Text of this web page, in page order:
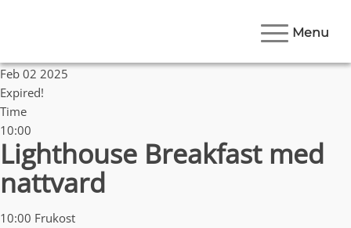
Menu
Feb 02 2025
Expired!
Time
10:00
Lighthouse Breakfast med
nattvard
10:00 Frukost